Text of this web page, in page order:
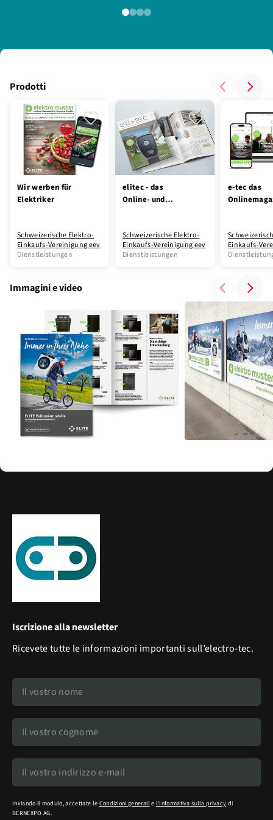
Wir werben für
Elektriker
Schweizerische Elektro-
Einkaufs-Vereinigung eev
Dienstleistungen
elitec - das
Online- und
Schweizerische Elektro-
Einkaufs-Vereinigung eev
Dienstleistungen
e-tec das
Einkaufs-
Prodotti
Immagini e video
Iscrizione alla newsletter
Ricevete tutte le informazioni importanti sull’electro-tec.
Inviando il modulo, accettate le Condizioni generali e l'Informativa sulla privacy di
BERNEXPO AG.